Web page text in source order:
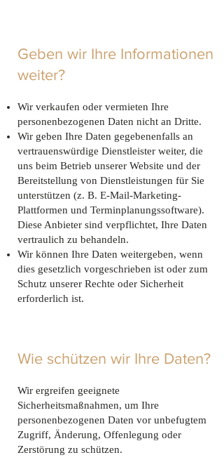
Geben wir Ihre Informationen
weiter?
Wir verkaufen oder vermieten Ihre
personenbezogenen Daten nicht an Dritte.
Wir geben Ihre Daten gegebenenfalls an
vertrauenswürdige Dienstleister weiter, die
uns beim Betrieb unserer Website und der
Bereitstellung von Dienstleistungen für Sie
unterstützen (z. B. E-Mail-Marketing-
Plattformen und Terminplanungssoftware).
Diese Anbieter sind verpflichtet, Ihre Daten
vertraulich zu behandeln.
Wir können Ihre Daten weitergeben, wenn
dies gesetzlich vorgeschrieben ist oder zum
Schutz unserer Rechte oder Sicherheit
erforderlich ist.
Wie schützen wir Ihre Daten?
Wir ergreifen geeignete
Sicherheitsmaßnahmen, um Ihre
personenbezogenen Daten vor unbefugtem
Zugriff, Änderung, Offenlegung oder
Zerstörung zu schützen.